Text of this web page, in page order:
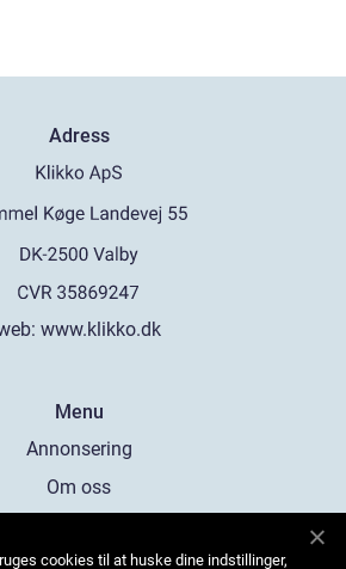
Adress
www.klikko.dk
Menu
Annonsering
Om oss
Kontakta oss
cookies til at huske dine indstillinger,